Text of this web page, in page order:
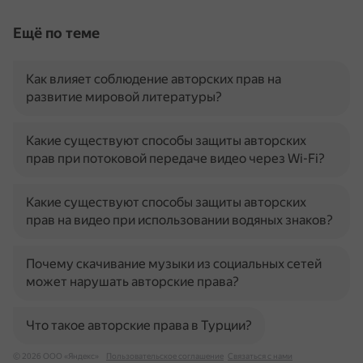
Ещё по теме
Как влияет соблюдение авторских прав на
развитие мировой литературы?
Какие существуют способы защиты авторских
прав при потоковой передаче видео через Wi-Fi?
Какие существуют способы защиты авторских
прав на видео при использовании водяных знаков?
Почему скачивание музыки из социальных сетей
может нарушать авторские права?
Что такое авторские права в Турции?
© 2026 ООО «Яндекс» Пользовательское соглашение Связаться с нами